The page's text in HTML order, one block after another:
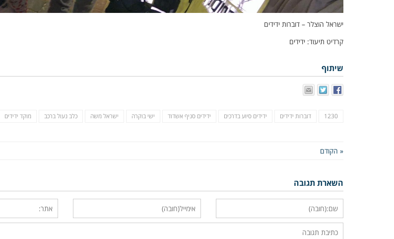
ישראל הוצלר – דוברות ידידים
קרדיט תיעוד: ידידים
שיתוף
1230 דוברות ידידים ידידים סיוע בדרכים ידידים סניף אשדוד ישי בוקרה ישראל משה כלב נעול ברכב מוקד ידידים
« הקודם
השארת תגובה